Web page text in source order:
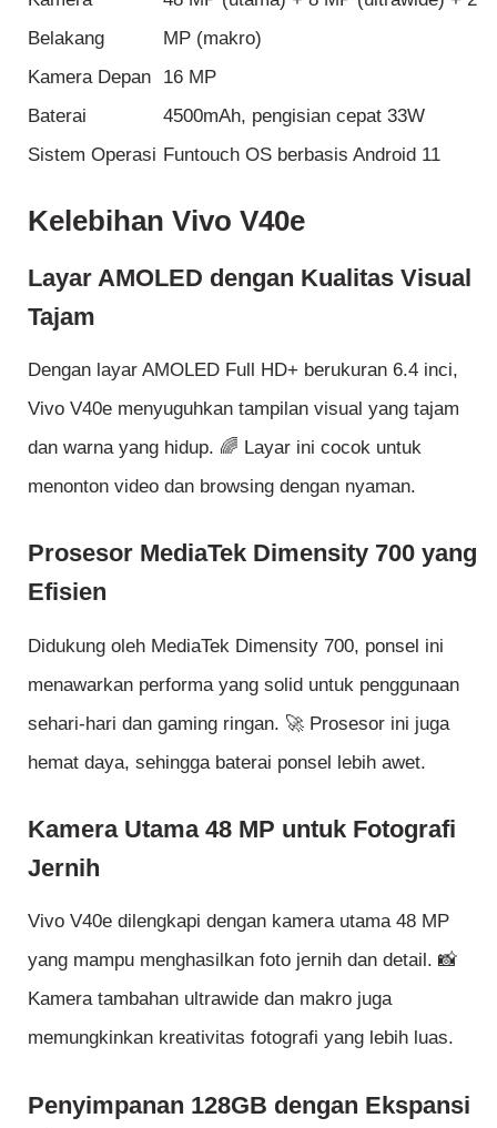
Belakang
MP (makro)
Kamera Depan
16 MP
Baterai
4500mAh, pengisian cepat 33W
Sistem Operasi Funtouch OS berbasis Android 11
Kelebihan Vivo V40e
Layar AMOLED dengan Kualitas Visual
Tajam
Dengan layar AMOLED Full HD+ berukuran 6.4 inci,
Vivo V40e menyuguhkan tampilan visual yang tajam
dan warna yang hidup. 🌈 Layar ini cocok untuk
menonton video dan browsing dengan nyaman.
Prosesor MediaTek Dimensity 700 yang
Efisien
Didukung oleh MediaTek Dimensity 700, ponsel ini
menawarkan performa yang solid untuk penggunaan
sehari-hari dan gaming ringan. 🚀 Prosesor ini juga
hemat daya, sehingga baterai ponsel lebih awet.
Kamera Utama 48 MP untuk Fotografi
Jernih
Vivo V40e dilengkapi dengan kamera utama 48 MP
yang mampu menghasilkan foto jernih dan detail. 📸
Kamera tambahan ultrawide dan makro juga
memungkinkan kreativitas fotografi yang lebih luas.
Penyimpanan 128GB dengan Ekspansi